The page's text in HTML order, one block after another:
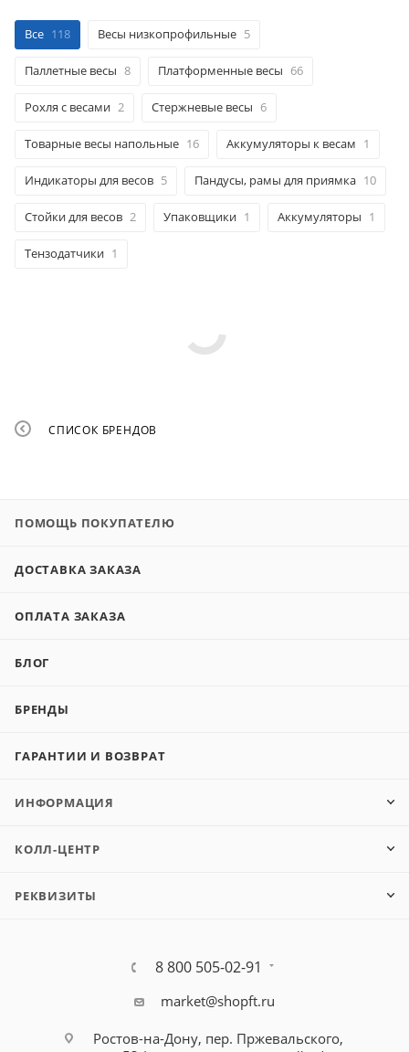
Все 118 Весы низкопрофильные 5
Паллетные весы 8 Платформенные весы 66
Рохля с весами 2 Стержневые весы 6
Товарные весы напольные 16 Аккумуляторы к весам 1
Индикаторы для весов 5 Пандусы, рамы для приямка 10
Стойки для весов 2 Упаковщики 1 Аккумуляторы 1
Тензодатчики 1
СПИСОК БРЕНДОВ
ПОМОЩЬ ПОКУПАТЕЛЮ
ДОСТАВКА ЗАКАЗА
ОПЛАТА ЗАКАЗА
БЛОГ
БРЕНДЫ
ГАРАНТИИ И ВОЗВРАТ
ИНФОРМАЦИЯ
КОЛЛ-ЦЕНТР
РЕКВИЗИТЫ
8 800 505-02-91
market@shopft.ru
Ростов-на-Дону, пер. Пржевальского,